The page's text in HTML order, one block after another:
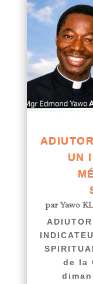
UN
parYawo
de la